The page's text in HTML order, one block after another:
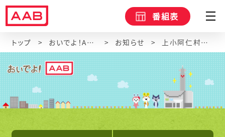
番組表
トップ おいでよ！AAB（会社見学） お知らせ 上小阿仁村立上小阿仁中学校1年生のみなさん